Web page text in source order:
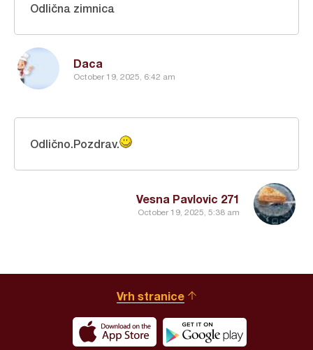
Daca
October 19, 2025, 6:42 am
Odlična zimnica
Vesna Pavlovic 271
October 19, 2025, 5:38 am
Odlično.Pozdrav.
Vrh stranice